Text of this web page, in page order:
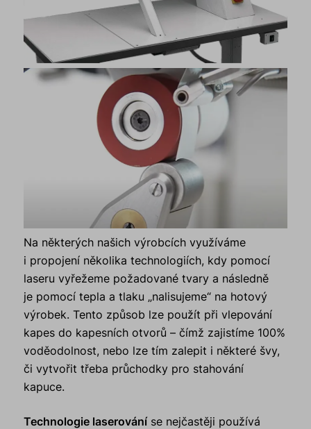
Na některých našich výrobcích využíváme
i propojení několika technologiích, kdy pomocí
laseru vyřežeme požadované tvary a následně
je pomocí tepla a tlaku „nalisujeme“ na hotový
výrobek. Tento způsob lze použít při vlepování
kapes do kapesních otvorů – čímž zajistíme 100%
voděodolnost, nebo lze tím zalepit i některé švy,
či vytvořit třeba průchodky pro stahování
kapuce.
Technologie laserováníse nejčastěji používá